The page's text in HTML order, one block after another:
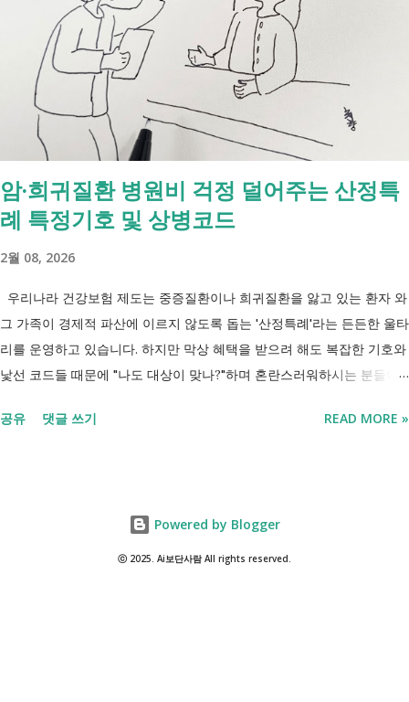
수급자 목적 취업 지원 자립 준비 수급 유지 조건 관리 지원 상담, 훈련,
수당 자활사업 참여, 자활급여 자활사업 또는 취업지원 참여 참여 여부
신청 상황에 따라 참여 사실상 의무 즉, 국민취업제도 는 취업을 준비하
는 사람을 돕는 제도입니다. 자활근로 는 일한 기회를 제공하면서 자립을
지원하는 제도입니다. 조건부수급자 는 하나의 제도라기보다 생계급여를
받는 과정에서 일정한 참여 의무가 있는 상태를 말합니다. [조건부과 생
계급여 바로가기] - [2026 최신] 근로능력 있어도 생계급여 받는 법? 조
건부과유예·제시유예 취업을 준비하는 청년이라면? 국민취업지원제도 A
씨는 29세입니다. 현재 직장이 없고 취업을 준비하고 있습니다. 생활이
들이 가장 먼저 알아보는 것이 국민취업지원제도 입니다. 고용센터를 통
해 취업 상담을 받고, 직업훈련에 참여하고, 요건에 따라 구직촉진수당을
받을 수도 있기 때문입니다. 중요한 점은 실제 목표가 취업이라는 ...
암·희귀질환 병원비 걱정 덜어주는 산정특
례 특정기호 및 상병코드
2월 08, 2026
우리나라 건강보험 제도는 중증질환이나 희귀질환을 앓고 있는 환자 와
그 가족이 경제적 파산에 이르지 않도록 돕는 '산정특례'라는 든든한 울타
리를 운영하고 있습니다. 하지만 막상 혜택을 받으려 해도 복잡한 기호와
낯선 코드들 때문에 "나도 대상이 맞나?"하며 혼란스러워하시는 분들이
닙니다. 여러분의 병원비를 90%에서 최대 95%까지 국가가 대신 부담해
건복지부 고시 개정에 따라 추가되거나 변경될 수 있습니다. 이번 글은
2026년 기준 최신 산정특례 특정기호(V코드)를 반영해 정리 했습니다. 다
공유 댓글 쓰기 READ MORE »
Powered by Blogger
ⓒ 2025. Ai보단사람 All rights reserved.